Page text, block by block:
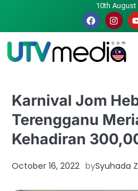
10th August
Karnival Jom
Terengganu
Kehadiran
October 16, 2022 bySyuhada